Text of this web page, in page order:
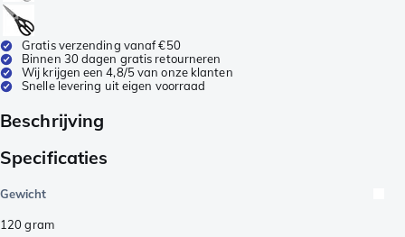
Gratis verzending vanaf €50
Binnen 30 dagen gratis retourneren
Wij krijgen een 4,8/5 van onze klanten
Snelle levering uit eigen voorraad
Beschrijving
Specificaties
Gewicht
120gram